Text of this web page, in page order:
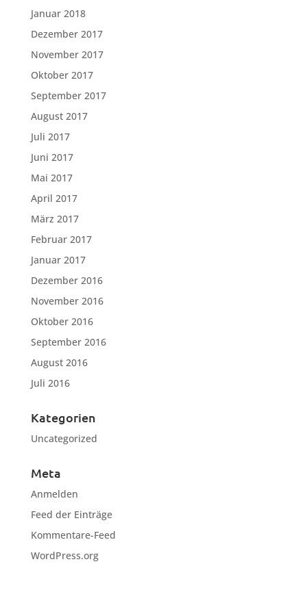
Januar 2018
Dezember 2017
November 2017
Oktober 2017
September 2017
August 2017
Juli 2017
Juni 2017
Mai 2017
April 2017
März 2017
Februar 2017
Januar 2017
Dezember 2016
November 2016
Oktober 2016
September 2016
August 2016
Juli 2016
Kategorien
Uncategorized
Meta
Anmelden
Feed der Einträge
Kommentare-Feed
WordPress.org